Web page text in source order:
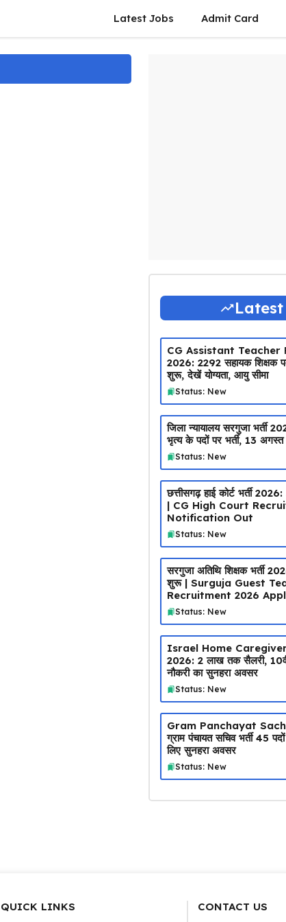
Latest Jobs Admit Card
CG Assistant Teacher
2026: 2292 सहायक शिक्षक
शुरू, देखें योग्यता, आयु सीमा
Status: New
जिला न्यायालय सरगुजा भर्ती
भृत्य के पदों पर भर्ती, 13
Status: New
छत्तीसगढ़ हाई कोर्ट भर्ती
| CG High Court
Notification Out
Status: New
सरगुजा अतिथि शिक्षक भर्ती
शुरू | Surguja Guest
Recruitment 2026
Status: New
Israel Home
2026: ₹2 लाख तक सैलरी,
नौकरी का सुनहरा अवसर
Status: New
Gram Panchayat
ग्राम पंचायत सचिव भर्ती 45
लिए सुनहरा अवसर
Status: New
QUICK LINKS CONTACT US